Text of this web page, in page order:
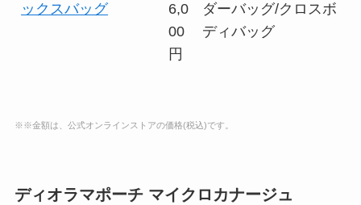
ックスバッグ
6,0
00
円
ダーバッグ/クロスボ
ディバッグ
※※金額は、公式オンラインストアの価格(税込)です。
ディオラマポーチ マイクロカナージュ